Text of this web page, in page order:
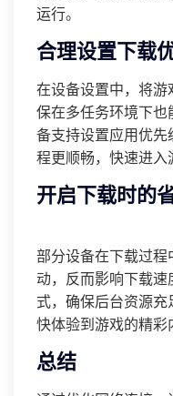
运行。
合理设置下载
在设备设置中，将游
保在多任务环境下也
备支持设置应用优先
程更顺畅，快速进入
开启下载时的
部分设备在下载过程
动，反而影响下载速
式，确保后台资源充
快体验到游戏的精彩
总结